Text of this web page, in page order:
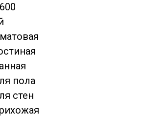
пола
стен